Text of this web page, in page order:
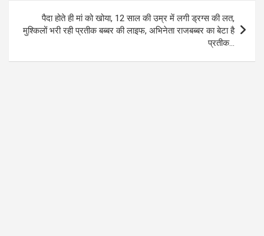
पैदा होते ही मां को खोया, 12 साल की उम्र में लगी ड्रग्स की लत,
मुश्किलों भरी रही प्रतीक बब्बर की लाइफ, अभिनेता राजबब्बर का बेटा है
प्रतीक…